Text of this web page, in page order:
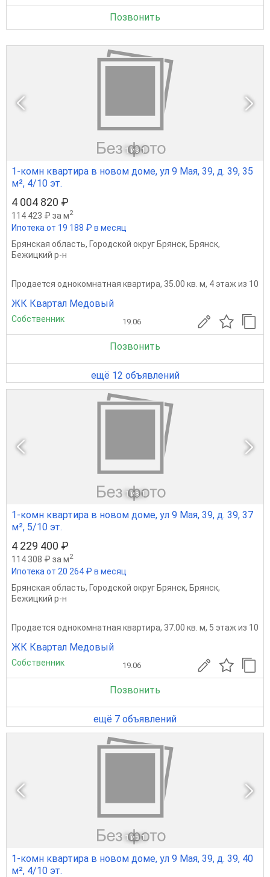
Позвонить
1 из 1
1-комн квартира в новом доме, ул 9 Мая, 39, д. 39, 35
м², 4/10 эт.
4 004 820 ₽
114 423 ₽ за м2
Ипотека от 19 188 ₽ в месяц
Брянская область, Городской округ Брянск, Брянск,
Бежицкий р-н
Продается однокомнатная квартира, 35.00 кв. м, 4 этаж из 10
ЖК Квартал Медовый
Собственник 19.06
Позвонить
ещё 12 объявлений
1 из 1
1-комн квартира в новом доме, ул 9 Мая, 39, д. 39, 37
м², 5/10 эт.
4 229 400 ₽
114 308 ₽ за м2
Ипотека от 20 264 ₽ в месяц
Брянская область, Городской округ Брянск, Брянск,
Бежицкий р-н
Продается однокомнатная квартира, 37.00 кв. м, 5 этаж из 10
ЖК Квартал Медовый
Собственник 19.06
Позвонить
ещё 7 объявлений
1 из 1
1-комн квартира в новом доме, ул 9 Мая, 39, д. 39, 40
м², 4/10 эт.